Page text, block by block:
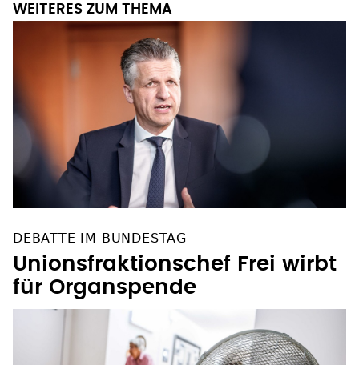
WEITERES ZUM THEMA
DEBATTE IM BUNDESTAG
Unionsfraktionschef Frei wirbt
für Organspende